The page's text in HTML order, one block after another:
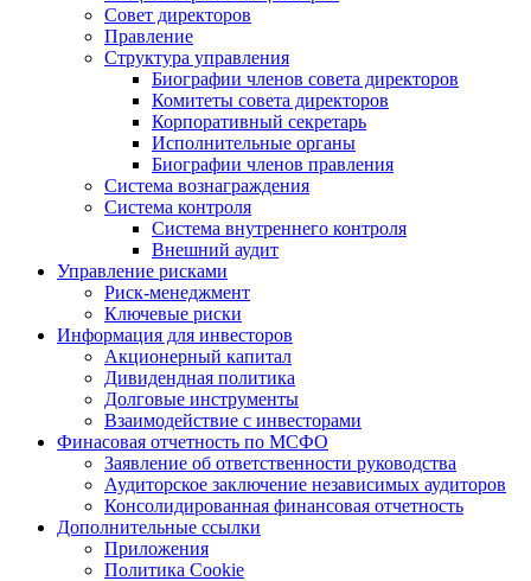
Совет директоров
Правление
Структура управления
Биографии членов совета директоров
Комитеты совета директоров
Корпоративный секретарь
Исполнительные органы
Биографии членов правления
Система вознаграждения
Система контроля
Система внутреннего контроля
Внешний аудит
Управление рисками
Риск-менеджмент
Ключевые риски
Информация для инвесторов
Акционерный капитал
Дивидендная политика
Долговые инструменты
Взаимодействие с инвеcторами
Финасовая отчетность по МСФО
Заявление об ответственности руководства
Аудиторское заключение независимых аудиторов
Консолидированная финансовая отчетность
Дополнительные ссылки
Приложения
Политика Cookie